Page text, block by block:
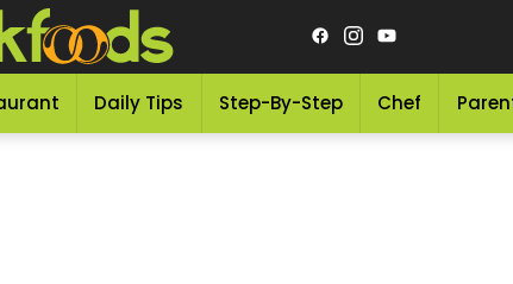
Daily Tips Step-By-Step Chef